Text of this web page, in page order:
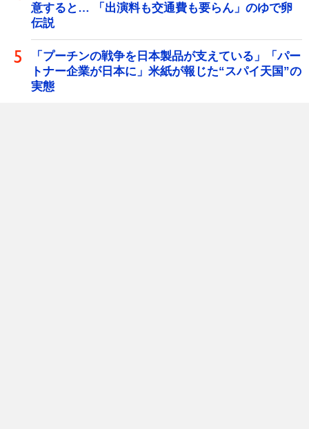
意すると… 「出演料も交通費も要らん」のゆで卵
伝説
「プーチンの戦争を日本製品が支えている」「パー
トナー企業が日本に」米紙が報じた“スパイ天国”の
実態